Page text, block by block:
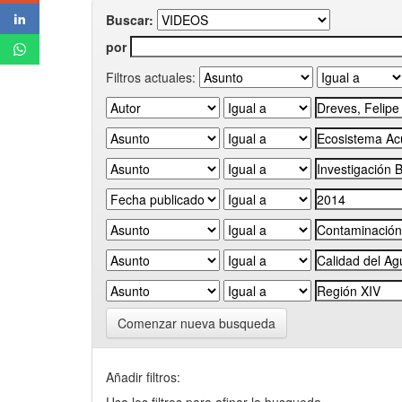
Buscar:
por
Filtros actuales:
Comenzar nueva busqueda
Añadir filtros: